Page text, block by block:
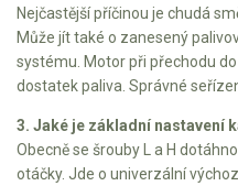
Nejčastější příčinou je chudá
Může jít také o zanesený
systému. Motor při přechodu
dostatek paliva. Správné
3. Jaké je základní nastavení
Obecně se šrouby L a H
otáčky. Jde o univerzální